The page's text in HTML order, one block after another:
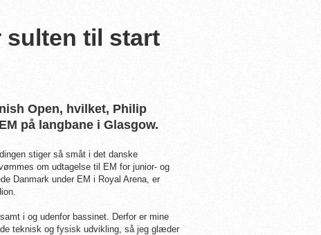
sulten til start
Open, hvilket, Philip
på langbane i Glasgow.
stiger så småt i det danske
om udtagelse til EM for junior- og
Danmark under EM i Royal Arena, er
i og udenfor bassinet. Derfor er mine
teknisk og fysisk udvikling, så jeg glæder